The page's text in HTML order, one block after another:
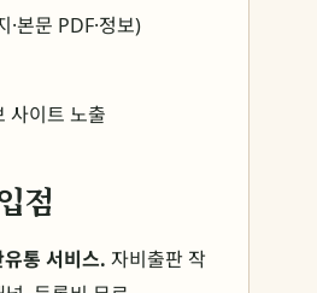
·본문 PDF·정보)
사이트 노출
점
통 서비스. 자비출판 작